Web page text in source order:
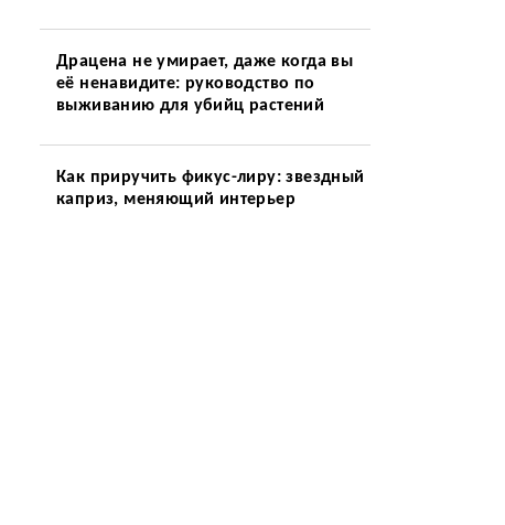
Драцена не умирает, даже когда вы
её ненавидите: руководство по
выживанию для убийц растений
Как приручить фикус-лиру: звездный
каприз, меняющий интерьер